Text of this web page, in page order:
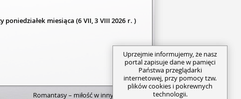
miesiąca (6 VII, 3 VIII 2026 r. )
Uprzejmie informujemy, że nasz
portal zapisuje dane w pamięci
Państwa przeglądarki
internetowej, przy pomocy tzw.
plików cookies i pokrewnych
technologii.